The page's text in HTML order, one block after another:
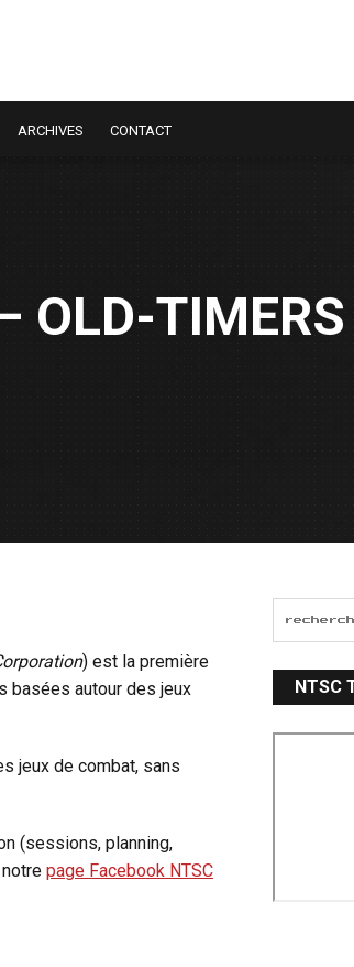
ARCHIVES CONTACT
OLD-
) est la première
basées autour des jeux
jeux de combat, sans
(sessions, planning,
page Facebook NTSC
NTSC